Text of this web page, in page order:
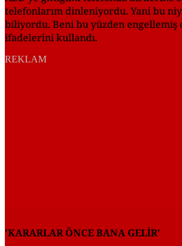
telefonlarım dinleniyordu. Yani bu
biliyordu. Beni bu yüzden
ifadelerini kullandı.
REKLAM
'KARARLAR ÖNCE BANA GELİR'